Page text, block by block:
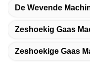
De Wevende
Zeshoekig Gaas
Zeshoekige Gaas